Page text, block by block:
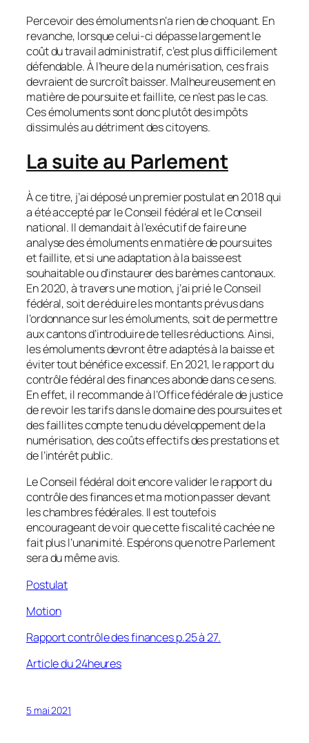
Percevoir des émoluments n’a rien de choquant. En
revanche, lorsque celui-ci dépasse largement le
coût du travail administratif, c’est plus difficilement
défendable. À l’heure de la numérisation, ces frais
devraient de surcroît baisser. Malheureusement en
matière de poursuite et faillite, ce n’est pas le cas.
Ces émoluments sont donc plutôt des impôts
dissimulés au détriment des citoyens.
La suite au Parlement
À ce titre, j’ai déposé un premier postulat en 2018 qui
a été accepté par le Conseil fédéral et le Conseil
national. Il demandait à l’exécutif de faire une
analyse des émoluments en matière de poursuites
et faillite, et si une adaptation à la baisse est
souhaitable ou d’instaurer des barèmes cantonaux.
En 2020, à travers une motion, j’ai prié le Conseil
fédéral, soit de réduire les montants prévus dans
l’ordonnance sur les émoluments, soit de permettre
aux cantons d’introduire de telles réductions. Ainsi,
les émoluments devront être adaptés à la baisse et
éviter tout bénéfice excessif. En 2021, le rapport du
contrôle fédéral des finances abonde dans ce sens.
En effet, il recommande à l’Office fédérale de justice
de revoir les tarifs dans le domaine des poursuites et
des faillites compte tenu du développement de la
numérisation, des coûts effectifs des prestations et
de l’intérêt public.
Le Conseil fédéral doit encore valider le rapport du
contrôle des finances et ma motion passer devant
les chambres fédérales. Il est toutefois
encourageant de voir que cette fiscalité cachée ne
fait plus l’unanimité. Espérons que notre Parlement
sera du même avis.
Postulat
Motion
Rapport contrôle des finances p.25 à 27.
Article du 24heures
5 mai 2021